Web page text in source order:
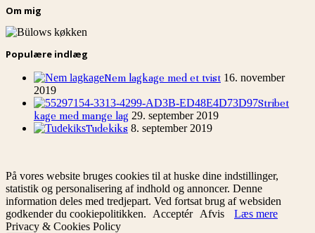
Om mig
Populære indlæg
Nem lagkage med et tvist 16. november
2019
Stribet
kage med mange lag 29. september 2019
Tudekiks 8. september 2019
På vores website bruges cookies til at huske dine indstillinger,
statistik og personalisering af indhold og annoncer. Denne
information deles med tredjepart. Ved fortsat brug af websiden
godkender du cookiepolitikken.
Acceptér Afvis
Læs mere
Privacy & Cookies Policy